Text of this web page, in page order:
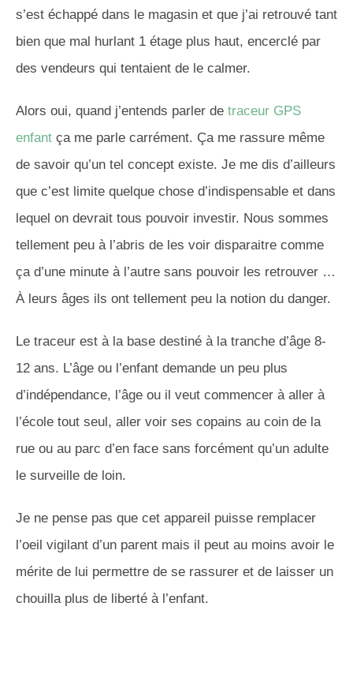
s’est échappé dans le magasin et que j’ai retrouvé tant
bien que mal hurlant 1 étage plus haut, encerclé par
des vendeurs qui tentaient de le calmer.
Alors oui, quand j’entends parler de traceur GPS
enfant ça me parle carrément. Ça me rassure même
de savoir qu’un tel concept existe. Je me dis d’ailleurs
que c’est limite quelque chose d’indispensable et dans
lequel on devrait tous pouvoir investir. Nous sommes
tellement peu à l’abris de les voir disparaitre comme
ça d’une minute à l’autre sans pouvoir les retrouver …
À leurs âges ils ont tellement peu la notion du danger.
Le traceur est à la base destiné à la tranche d’âge 8-
12 ans. L’âge ou l’enfant demande un peu plus
d’indépendance, l’âge ou il veut commencer à aller à
l’école tout seul, aller voir ses copains au coin de la
rue ou au parc d’en face sans forcément qu’un adulte
le surveille de loin.
Je ne pense pas que cet appareil puisse remplacer
l’oeil vigilant d’un parent mais il peut au moins avoir le
mérite de lui permettre de se rassurer et de laisser un
chouilla plus de liberté à l’enfant.